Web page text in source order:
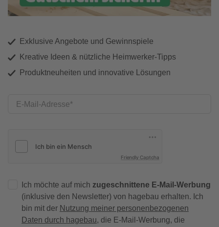
Exklusive Angebote und Gewinnspiele
Kreative Ideen & nützliche Heimwerker-Tipps
Produktneuheiten und innovative Lösungen
E-Mail-Adresse
Friendly Captcha
Ich möchte auf mich zugeschnittene E-Mail-Werbung
(inklusive den Newsletter) von hagebau erhalten. Ich
bin mit der Nutzung meiner personenbezogenen
Daten durch hagebau, die E-Mail-Werbung, die